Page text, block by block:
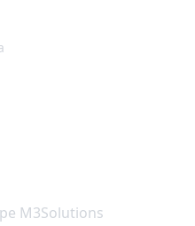
M3Solutions